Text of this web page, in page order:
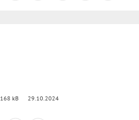
168 kB 29.10.2024